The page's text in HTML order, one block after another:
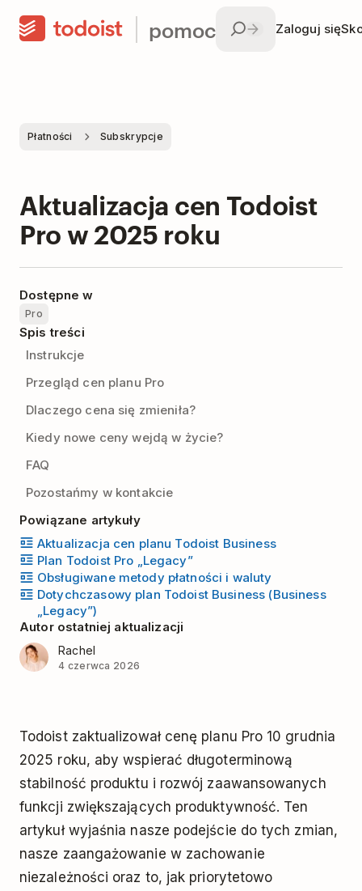
pomoc Zaloguj się
Płatności Subskrypcje
Aktualizacja cen Todoist
Pro w 2025 roku
Dostępne w
Pro
Spis treści
Instrukcje
Przegląd cen planu Pro
Dlaczego cena się zmieniła?
Kiedy nowe ceny wejdą w życie?
FAQ
Pozostańmy w kontakcie
Powiązane artykuły
Aktualizacja cen planu Todoist Business
Plan Todoist Pro „Legacy”
Obsługiwane metody płatności i waluty
Dotychczasowy plan Todoist Business (Business
„Legacy”)
Autor ostatniej aktualizacji
Rachel
4 czerwca 2026
Todoist zaktualizował cenę planu Pro 10 grudnia
2025 roku, aby wspierać długoterminową
stabilność produktu i rozwój zaawansowanych
funkcji zwiększających produktywność. Ten
artykuł wyjaśnia nasze podejście do tych zmian,
nasze zaangażowanie w zachowanie
niezależności oraz to, jak priorytetowo